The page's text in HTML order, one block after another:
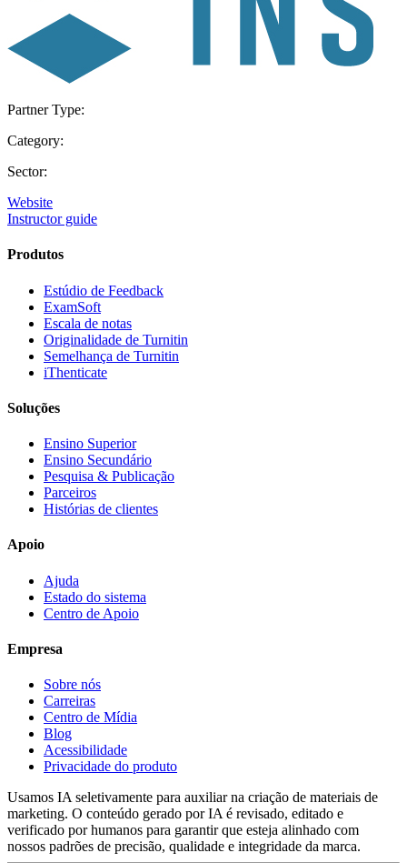
Partner Type:
Category:
Sector:
Website
Instructor guide
Produtos
Estúdio de Feedback
ExamSoft
Escala de notas
Originalidade de Turnitin
Semelhança de Turnitin
iThenticate
Soluções
Ensino Superior
Ensino Secundário
Pesquisa & Publicação
Parceiros
Histórias de clientes
Apoio
Ajuda
Estado do sistema
Centro de Apoio
Empresa
Sobre nós
Carreiras
Centro de Mídia
Blog
Acessibilidade
Privacidade do produto
Usamos IA seletivamente para auxiliar na criação de materiais de
marketing. O conteúdo gerado por IA é revisado, editado e
verificado por humanos para garantir que esteja alinhado com
nossos padrões de precisão, qualidade e integridade da marca.